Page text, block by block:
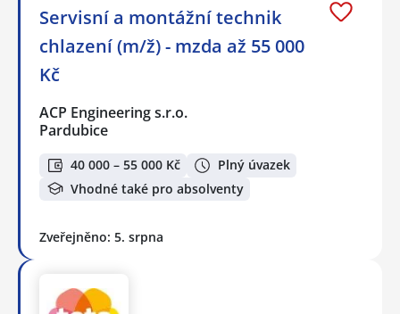
Servisní a montážní technik
chlazení (m/ž) - mzda až 55 000
Kč
ACP Engineering s.r.o.
Pardubice
40 000 – 55 000 Kč
Plný úvazek
Vhodné také pro absolventy
Zveřejněno: 5. srpna